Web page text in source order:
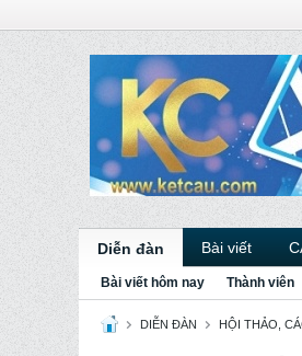
Diễn đàn Bài viết
Bài viết hôm nay Thành viên
DIỄN ĐÀN HỘI THẢO,